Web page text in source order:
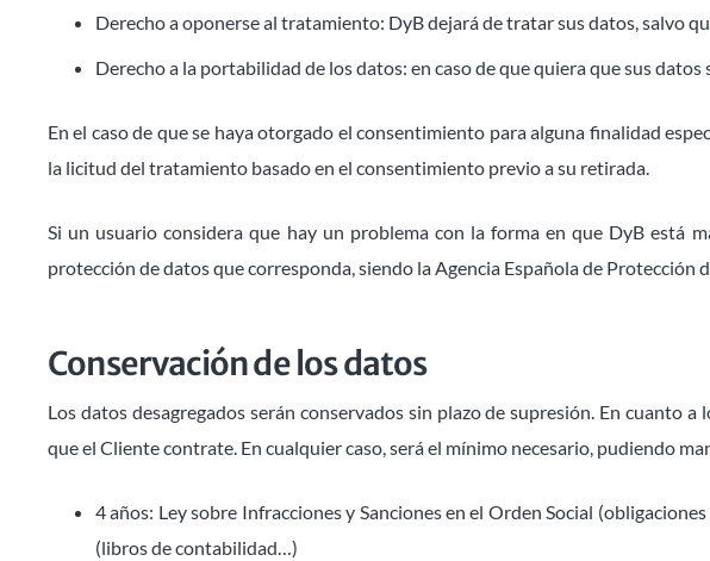
Derecho a oponerse al tratamiento: DyB dejará de tratar sus datos, salvo
Derecho a la portabilidad de los datos: en caso de que quiera que sus
En el caso de que se haya otorgado el consentimiento para alguna finalidad
la licitud del tratamiento basado en el consentimiento previo a su retirada.
Si un usuario considera que hay un problema con la forma en que DyB está
protección de datos que corresponda, siendo la Agencia Española de Protección
Conservación de los datos
Los datos desagregados serán conservados sin plazo de supresión. En cuanto
que el Cliente contrate. En cualquier caso, será el mínimo necesario, pudiendo
4 años: Ley sobre Infracciones y Sanciones en el Orden Social
(libros de contabilidad…)